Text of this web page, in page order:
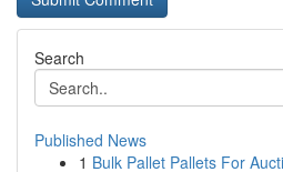
Search
Published News
1 Bulk Pallet Pallets For